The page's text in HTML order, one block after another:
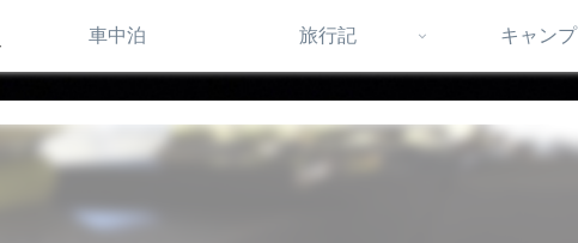
車中泊 旅行記 キャンプ